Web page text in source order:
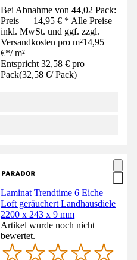
Bei Abnahme von 44,02 Pack:
Preis — 14,95 € * Alle Preise
inkl. MwSt. und ggf. zzgl.
Versandkosten pro m²14,95
€*/ m²
Entspricht 32,58 € pro
Pack(32,58 €/ Pack)
Laminat Trendtime 6 Eiche
Loft geräuchert Landhausdiele
2200 x 243 x 9 mm
Artikel wurde noch nicht
bewertet.